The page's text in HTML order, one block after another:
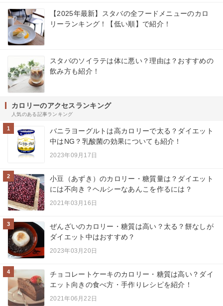
【2025年最新】スタバの全フードメニューのカロ
リーランキング！【低い順】で紹介！
スタバのソイラテは体に悪い？理由は？おすすめの
飲み方も紹介！
カロリーのアクセスランキング
人気のある記事ランキング
1
バニラヨーグルトは高カロリーで太る？ダイエット
中はNG？乳酸菌の効果についても紹介！
2023年09月17日
2
小豆（あずき）のカロリー・糖質量は？ダイエット
には不向き？ヘルシーなあんこを作るには？
2021年03月16日
3
ぜんざいのカロリー・糖質は高い？太る？餅なしが
ダイエット中はおすすめ？
2023年03月20日
4
チョコレートケーキのカロリー・糖質は高い？ダイ
エット向きの食べ方・手作りレシピを紹介！
2021年06月22日